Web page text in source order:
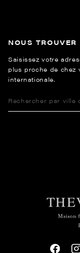
NOUS TROUVER
Saisissez votre
plus proche de chez
internationale.